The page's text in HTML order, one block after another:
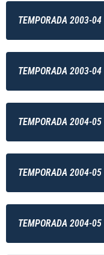
TEMPORADA 2003-04
TEMPORADA 2003-04
TEMPORADA 2004-05
TEMPORADA 2004-05
TEMPORADA 2004-05